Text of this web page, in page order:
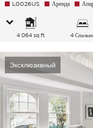
L0026US Аренда
4 064 sq ft 4
Эксклюзивный